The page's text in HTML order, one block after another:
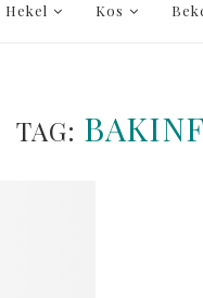
Kos
TAG: BAKINF